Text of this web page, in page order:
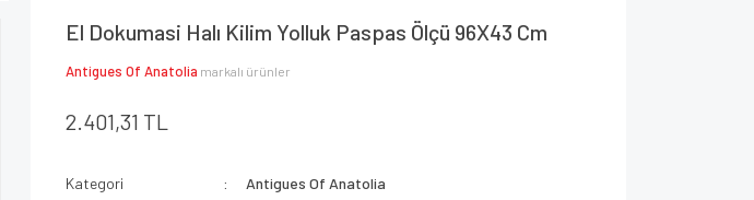
El Dokumasi Halı Kilim Yolluk Paspas Ölçü 96X43 Cm
Antigues Of Anatolia markalı ürünler
2.401,31 TL
Kategori
Antigues Of Anatolia